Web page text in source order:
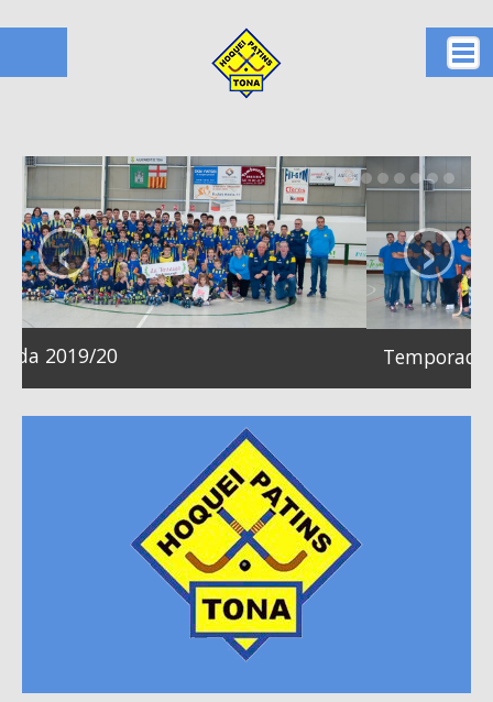
Presentació
Escola
Equips
Nacional catalana
Segona catalana femení
Infantil
Comarcal B
Temporada 2018/19
‹ ›